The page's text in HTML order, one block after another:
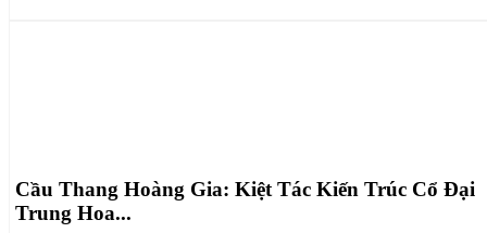
Cầu Thang Hoàng Gia: Kiệt Tác Kiến Trúc Cổ Đại
Trung Hoa...